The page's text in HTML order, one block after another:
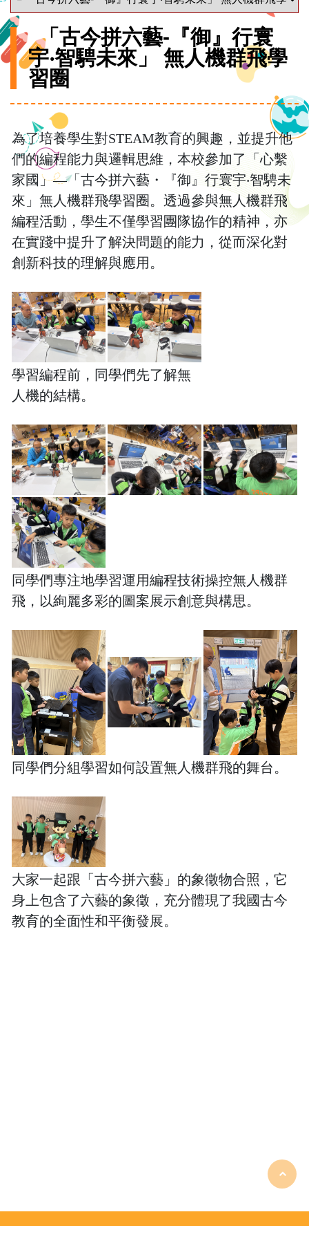
「古今拼六藝-『御』行寰
宇‧智騁未來」 無人機群飛學
習圈
為了培養學生對STEAM教育的興趣，並提升他
們的編程能力與邏輯思維，本校參加了「心繫
家國」—「古今拼六藝・『御』行寰宇‧智騁未
來」無人機群飛學習圈。透過參與無人機群飛
編程活動，學生不僅學習團隊協作的精神，亦
在實踐中提升了解決問題的能力，從而深化對
創新科技的理解與應用。
學習編程前，同學們先了解無
人機的結構。
同學們專注地學習運用編程技術操控無人機群
飛，以絢麗多彩的圖案展示創意與構思。
同學們分組學習如何設置無人機群飛的舞台。
大家一起跟「古今拼六藝」的象徵物合照，它
身上包含了六藝的象徵，充分體現了我國古今
教育的全面性和平衡發展。